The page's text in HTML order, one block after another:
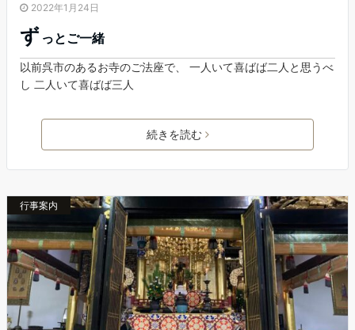
2022年1月24日
ず っとご一緒
以前呉市のあるお寺のご法座で、 一人いて喜ばば二人と思うべ
し 二人いて喜ばば三人
続きを読む
行事案内